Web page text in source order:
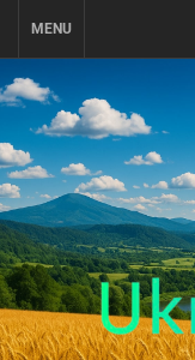
MENU